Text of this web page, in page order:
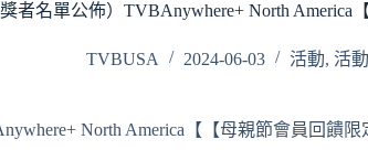
獎者名單公佈）TVBAnywhere+ North
TVBUSA 2024-06-03 活動, 活
North America【【母親節會員回饋